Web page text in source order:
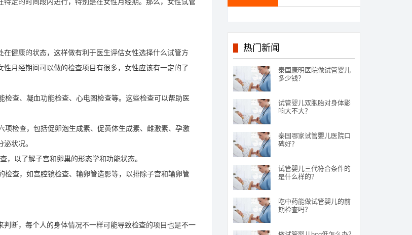
健康的状态，这样做有利于医生评估女性选择什么试管方
月经期间可以做的检查项目有很多，女性应该有一定的了
查、凝血功能检查、心电图检查等。这些检查可以帮助医
检查，包括促卵泡生成素、促黄体生成素、雌激素、孕激
状况。
，以了解子宫和卵巢的形态学和功能状态。
查，如宫腔镜检查、输卵管造影等，以排除子宫和输卵管
断，每个人的身体情况不一样可能导致检查的项目也是不一
热门新闻
泰国康明医院做试管婴儿
多少钱？
试管婴儿双胞胎对身体影
响大不大？
泰国哪家试管婴儿医院口
碑好？
试管婴儿三代符合条件的
是什么样的？
吃中药能做试管婴儿的前
期检查吗？